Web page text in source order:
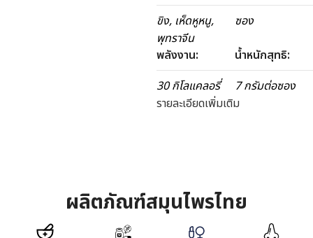
ขิง, เห็ดหูหนู,
พุทราจีน
ซอง
พลังงาน:
30 กิโลแคลอรี่
น้ำหนักสุทธิ:
7 กรัมต่อซอง
รายละเอียดเพิ่มเติม
ผลิตภัณฑ์สมุนไพรไทย